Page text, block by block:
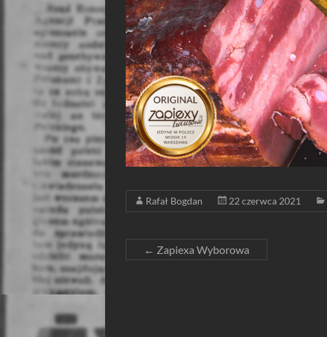
Rafał Bogdan 22 czerwca 2021
← Zapiexa Wyborowa